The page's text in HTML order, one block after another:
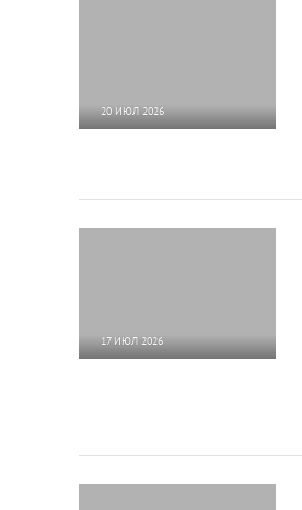
20 ИЮЛ 2026
17 ИЮЛ 2026